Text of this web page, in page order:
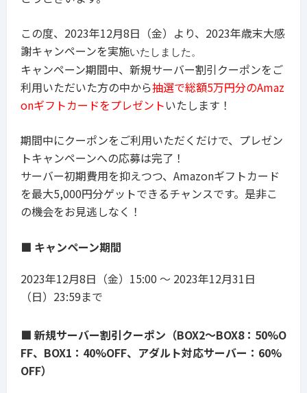
この度、2023年12月8日（金）より、2023年歳末大感
謝キャンペーンを実施いたしました。
キャンペーン期間中、新規サーバー割引クーポンをご
利用いただいた方の中から抽選で総額5万円分のAmaz
onギフトカードをプレゼントいたします！
期間中にクーポンをご利用いただくだけで、プレゼン
トキャンペーンへの応募は完了！
サーバー初期費用を抑えつつ、Amazonギフトカード
を最大5,000円分ゲットできるチャンスです。是非こ
の機会をお見逃しなく！
■ キャンペーン期間
2023年12月8日（金）15:00 〜 2023年12月31日
（日）23:59まで
■ 新規サーバー割引クーポン（BOX2〜BOX8：50%O
FF、BOX1：40%OFF、アダルト対応サーバー：60%
OFF）